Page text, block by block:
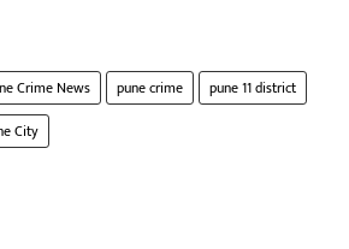
Crime News pune crime
pune 11 district
City